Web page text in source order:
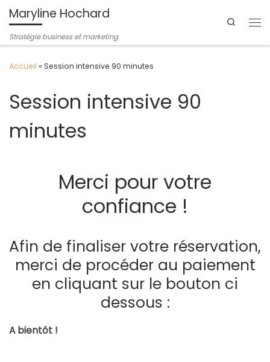
Passer au contenu
Maryline Hochard
Stratégie business et marketing
Search
Accueil » Session intensive 90 minutes
Session intensive 90
minutes
Merci pour votre
confiance !
Afin de finaliser votre réservation,
merci de procéder au paiement
en cliquant sur le bouton ci
dessous :
A bientôt !